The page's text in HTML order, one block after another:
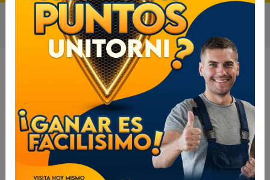
Inicio Herramientas
Herramienta Manual
Otras Herramientas Manuales
COPA SATA LARGA CUAD. 1/2" 6PT 1 1/16" SC13212
COPA SATA LARGA CUAD. 1/2" 6PT 1
1/16" SC13212
DESCRIPCIÓN
COPA SATA LARGA CUAD. 1/2" 6PT 1 1/16"
SC13212
SKU...45840097